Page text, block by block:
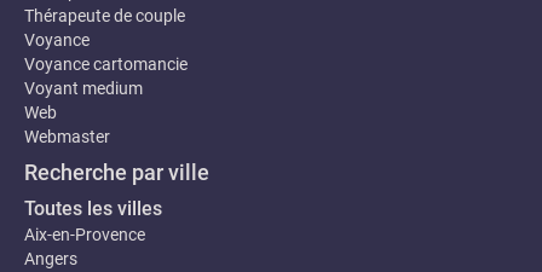
Thérapeute de couple
Voyance
Voyance cartomancie
Voyant medium
Web
Webmaster
Recherche par ville
Toutes les villes
Aix-en-Provence
Angers